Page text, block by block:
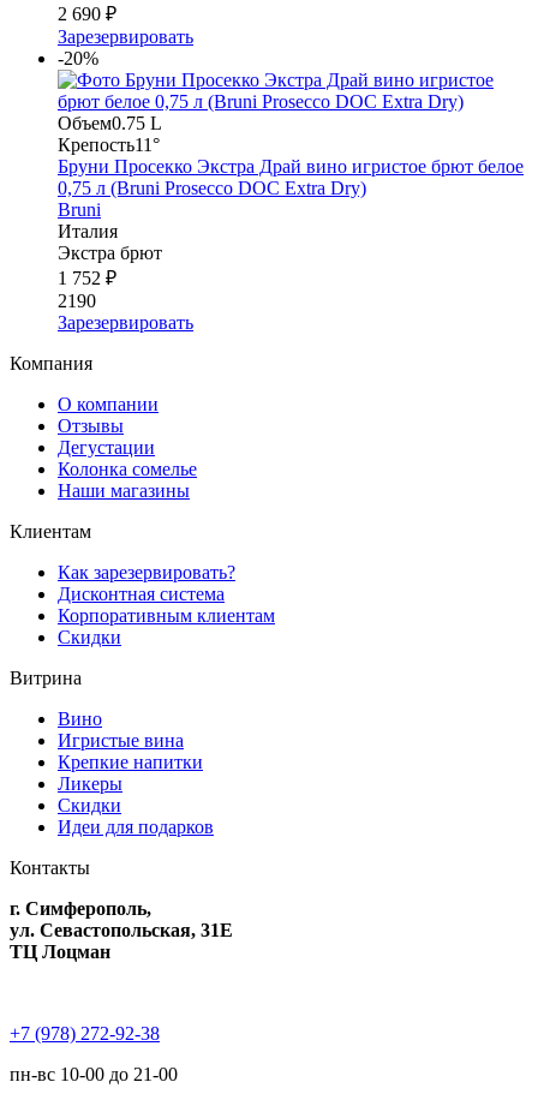
2 690 ₽
Зарезервировать
-20%
Объем0.75 L
Крепость11°
Бруни Просекко Экстра Драй вино игристое брют белое
0,75 л (Bruni Prosecco DOC Extra Dry)
Bruni
Италия
Экстра брют
1 752 ₽
2190
Зарезервировать
Компания
О компании
Отзывы
Дегустации
Колонка сомелье
Наши магазины
Клиентам
Как зарезервировать?
Дисконтная система
Корпоративным клиентам
Скидки
Витрина
Вино
Игристые вина
Крепкие напитки
Ликеры
Скидки
Идеи для подарков
Контакты
г. Симферополь,
ул. Севастопольская, 31Е
ТЦ Лоцман
+7 (978) 272-92-38
пн-вс 10-00 до 21-00